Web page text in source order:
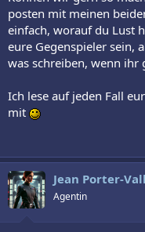
posten mit meinen
einfach, worauf du Lust
eure Gegenspieler sein,
was schreiben, wenn ihr
Ich lese auf jeden Fall
mit
Jean Porter-
Agentin